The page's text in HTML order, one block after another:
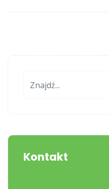
Kontakt